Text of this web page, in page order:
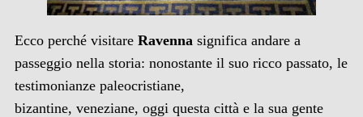
Ecco perché visitare Ravenna significa andare a
passeggio nella storia: nonostante il suo ricco passato, le
testimonianze paleocristiane,
bizantine, veneziane, oggi questa città e la sua gente